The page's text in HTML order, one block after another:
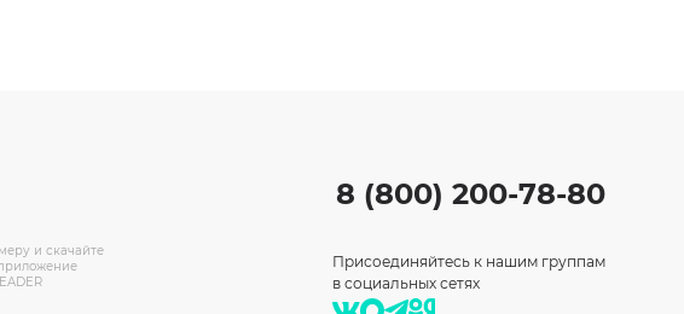
и скачайте
8 (800) 200-78-80
Присоединяйтесь к нашим группам
в социальных сетях